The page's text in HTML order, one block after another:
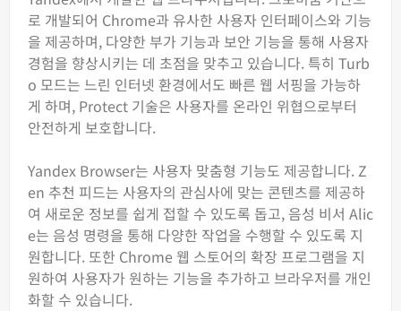
로 개발되어 Chrome과 유사한 사용자 인터페이스와 기능
을 제공하며, 다양한 부가 기능과 보안 기능을 통해 사용자
경험을 향상시키는 데 초점을 맞추고 있습니다. 특히 Turb
o 모드는 느린 인터넷 환경에서도 빠른 웹 서핑을 가능하
게 하며, Protect 기술은 사용자를 온라인 위협으로부터
안전하게 보호합니다.
Yandex Browser는 사용자 맞춤형 기능도 제공합니다. Z
en 추천 피드는 사용자의 관심사에 맞는 콘텐츠를 제공하
여 새로운 정보를 쉽게 접할 수 있도록 돕고, 음성 비서 Alic
e는 음성 명령을 통해 다양한 작업을 수행할 수 있도록 지
원합니다. 또한 Chrome 웹 스토어의 확장 프로그램을 지
원하여 사용자가 원하는 기능을 추가하고 브라우저를 개인
화할 수 있습니다.